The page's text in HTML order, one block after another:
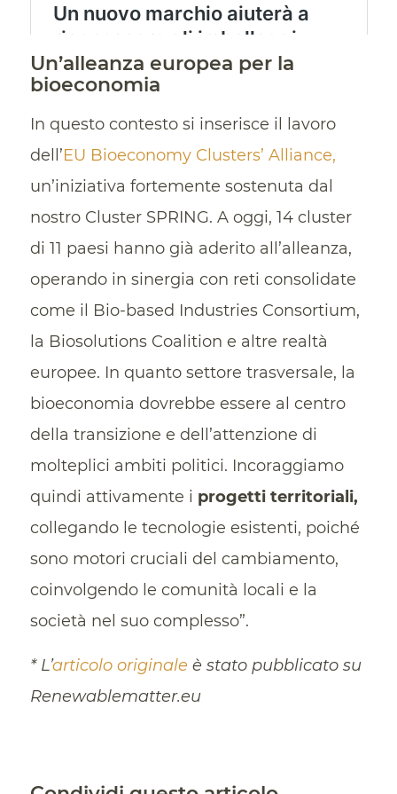
Un’alleanza europea per la
bioeconomia
In questo contesto si inserisce il lavoro
dell’EU Bioeconomy Clusters’ Alliance,
un’iniziativa fortemente sostenuta dal
nostro Cluster SPRING. A oggi, 14 cluster
di 11 paesi hanno già aderito all’alleanza,
operando in sinergia con reti consolidate
come il Bio-based Industries Consortium,
la Biosolutions Coalition e altre realtà
europee. In quanto settore trasversale, la
bioeconomia dovrebbe essere al centro
della transizione e dell’attenzione di
molteplici ambiti politici. Incoraggiamo
quindi attivamente i progetti territoriali,
collegando le tecnologie esistenti, poiché
sono motori cruciali del cambiamento,
coinvolgendo le comunità locali e la
società nel suo complesso”.
* L’articolo originale è stato pubblicato su
Renewablematter.eu